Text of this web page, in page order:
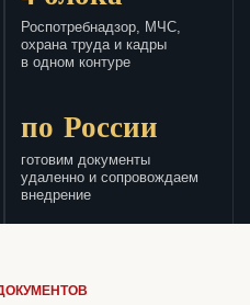
Роспотребнадзор, МЧС,
охрана труда и кадры
в одном контуре
по России
готовим документы
удаленно и сопровождаем
внедрение